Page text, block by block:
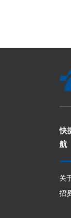
快
航
关
招